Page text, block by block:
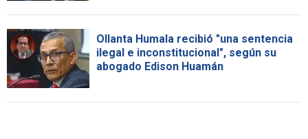
Ollanta Humala recibió "una sentencia
ilegal e inconstitucional", según su
abogado Edison Huamán